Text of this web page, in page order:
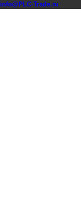
info@PLC-Trade.ru